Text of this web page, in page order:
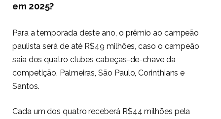
em 2025?
Para a temporada deste ano, o prêmio ao campeão
paulista será de até R$49 milhões, caso o campeão
saia dos quatro clubes cabeças-de-chave da
competição, Palmeiras, São Paulo, Corinthians e
Santos.
Cada um dos quatro receberá R$44 milhões pela